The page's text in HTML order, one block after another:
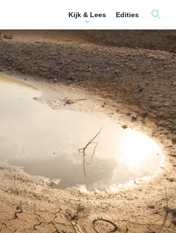
Kijk & Lees Edities